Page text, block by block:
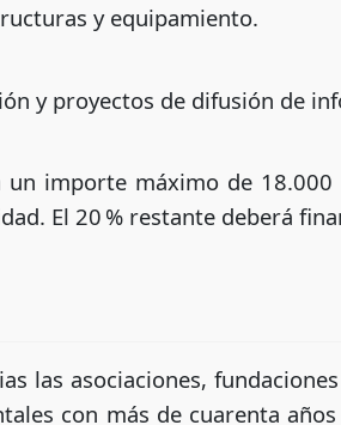
y equipamiento.
y proyectos de difusión de
un importe máximo de
El 20 % restante deberá
las asociaciones,
con más de cuarenta